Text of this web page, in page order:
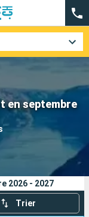
en septembre
2026 - 2027
Trier